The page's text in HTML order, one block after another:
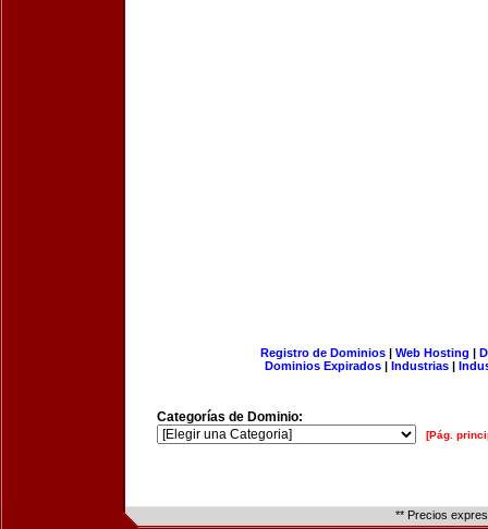
Registro de Dominios| Web Hosting |
Dominios Expirados | Industrias |
Categorías de Dominio:
[Pág.
** Precios